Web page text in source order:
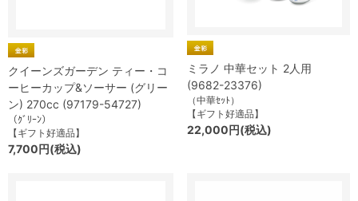
クイーンズガーデン ティー・コ
ーヒーカップ&ソーサー (グリー
ン) 270cc (97179-54727)
（ｸﾞﾘｰﾝ）
【ギフト好適品】
7,700円(税込)
ミラノ 中華セット 2人用
(9682-23376)
（中華ｾｯﾄ）
【ギフト好適品】
22,000円(税込)